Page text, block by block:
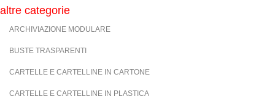
altre categorie
ARCHIVIAZIONE MODULARE
BUSTE TRASPARENTI
CARTELLE E CARTELLINE IN CARTONE
CARTELLE E CARTELLINE IN PLASTICA